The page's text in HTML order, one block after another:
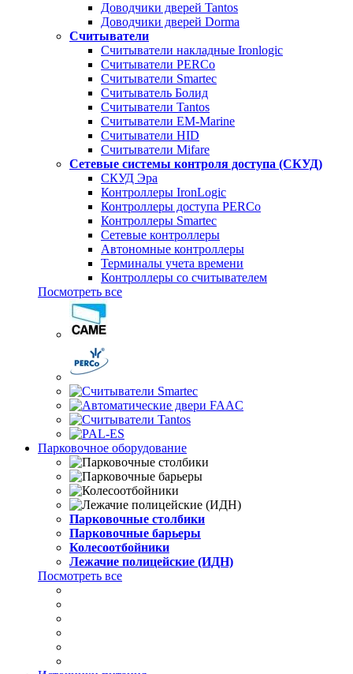
Доводчики дверей Tantos
Доводчики дверей Dorma
Считыватели
Считыватели накладные Ironlogic
Считыватели PERCo
Считыватели Smartec
Считыватель Болид
Считыватели Tantos
Считыватели EM-Marine
Считыватели HID
Считыватели Mifare
Сетевые системы контроля доступа (СКУД)
СКУД Эра
Контроллеры IronLogic
Контроллеры доступа PERCo
Контроллеры Smartec
Сетевые контроллеры
Автономные контроллеры
Терминалы учета времени
Контроллеры со считывателем
Посмотреть все
Парковочное оборудование
Парковочные столбики
Парковочные барьеры
Колесоотбойники
Лежачие полицейские (ИДН)
Посмотреть все